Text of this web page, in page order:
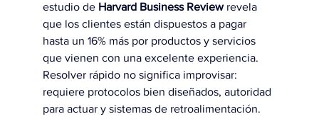
estudio de Harvard Business Review revela
que los clientes están dispuestos a pagar
hasta un 16% más por productos y servicios
que vienen con una excelente experiencia.
Resolver rápido no significa improvisar:
requiere protocolos bien diseñados, autoridad
para actuar y sistemas de retroalimentación.